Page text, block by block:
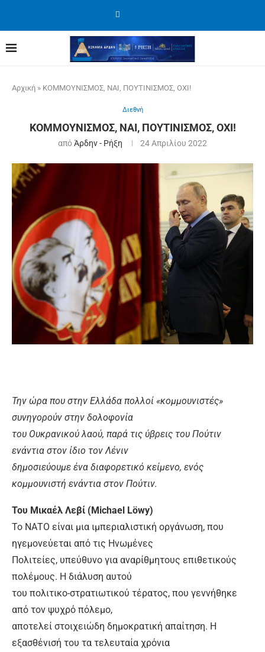
Αρχική » ΚΟΜΜΟΥΝΙΣΜΟΣ, ΝΑΙ, ΠΟΥΤΙΝΙΣΜΟΣ, ΟΧΙ!
Διεθνή
ΚΟΜΜΟΥΝΙΣΜΟΣ, ΝΑΙ, ΠΟΥΤΙΝΙΣΜΟΣ, ΟΧΙ!
απόΆρδην - Ρήξη 24 Απριλίου 2022
Την ώρα που στην Ελλάδα πολλοί «κομμουνιστές»
συνηγορούν στην δολοφονία
του Ουκρανικού λαού, παρά τις ύβρεις του Πούτιν
ενάντια στον ίδιο τον Λένιν
δημοσιεύουμε ένα διαφορετικό κείμενο, ενός
κομμουνιστή ενάντια στον Πούτιν.
Του Μικαέλ Λεβί (Michael Löwy)
Το ΝΑΤΟ είναι μια ιμπεριαλιστική οργάνωση, που
ηγεμονεύεται από τις Ηνωμένες
Πολιτείες, υπεύθυνο για αναρίθμητους επιθετικούς
πολέμους. Η διάλυση αυτού
του πολιτικο-στρατιωτικού τέρατος, που γεννήθηκε
από τον ψυχρό πόλεμο,
αποτελεί στοιχειώδη δημοκρατική απαίτηση. Η
εξασθένισή του τα τελευταία χρόνια